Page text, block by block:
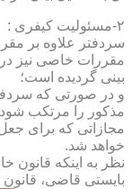
۲-مسئولیت کیفری :
سردفتر علاوه بر
بینی گردیده است؛
و در صورتی که
مذکور را مرتکب
مجازاتی که برای
خواهد شد.
نظر به اینکه قانون
بایستی قاضی،